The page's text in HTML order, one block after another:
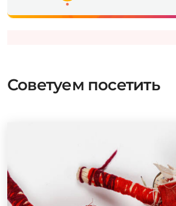
Советуем посетить